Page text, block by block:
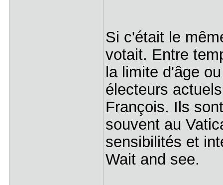
Si c'était le
votait. Entre
la limite d'âge
électeurs
François. Ils
souvent au
sensibilités et
Wait and see.